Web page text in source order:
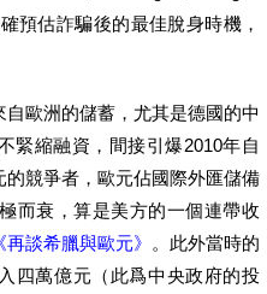
預估詐騙後的最佳脫身時機，
歐洲的儲蓄，尤其是德國的中
緊縮融資，間接引爆2010年自
競爭者，歐元佔國際外匯儲備
而衰，算是美方的一個連帶收
《再談希臘與歐元》 。此外當時的
四萬億元（此爲中央政府的投